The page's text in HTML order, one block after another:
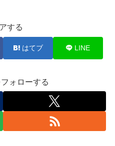
する
はてブ LINE
ォローする